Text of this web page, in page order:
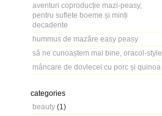
aventuri coproducție mazi-peasy,
pentru suflete boeme și minți
decadente
hummus de mazăre easy peasy
să ne cunoaștem mai bine, oracol-style
mâncare de dovlecei cu porc și quinoa
categories
beauty (1)